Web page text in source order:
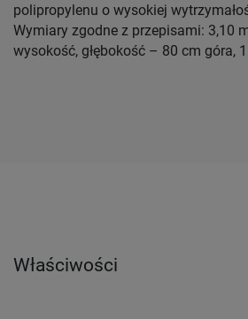
polipropylenu o wysokiej
Wymiary zgodne z przepisami: 3,10
wysokość, głębokość – 80 cm góra,
Właściwości